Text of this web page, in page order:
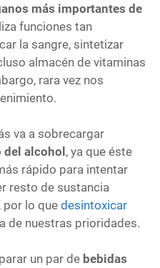
más importantes de
funciones tan
la sangre, sintetizar
almacén de vitaminas
rara vez nos
va a sobrecargar
del alcohol, ya que éste
rápido para intentar
resto de sustancia
por lo que desintoxicar
de nuestras prioridades.
un par de bebidas